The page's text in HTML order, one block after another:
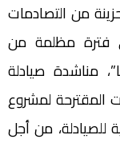
من التصادمات
فترة مظلمة من
مناشدة صيادلة
المقترحة لمشروع
للصيادلة، من أجل